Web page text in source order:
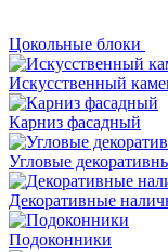
Цокольные блоки
Искусственный
Карниз фасадный
Угловые
Декоративные
Подоконники